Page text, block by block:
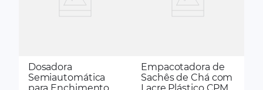
Dosadora
Semiautomática
Empacotadora de
Sachês de Chá com